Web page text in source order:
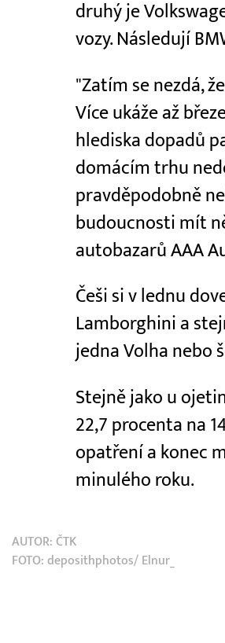
druhý je
vozy. Následují
"Zatím se nezdá,
Více ukáže až
hlediska dopadů
domácím trhu
pravděpodobně
budoucnosti mít
autobazarů AAA
Češi si v lednu
Lamborghini a
jedna Volha nebo
Stejně jako u
22,7 procenta na
opatření a konec
minulého roku.
AUTOR: ČTK
FOTO: deposithphotos/ Elnur_